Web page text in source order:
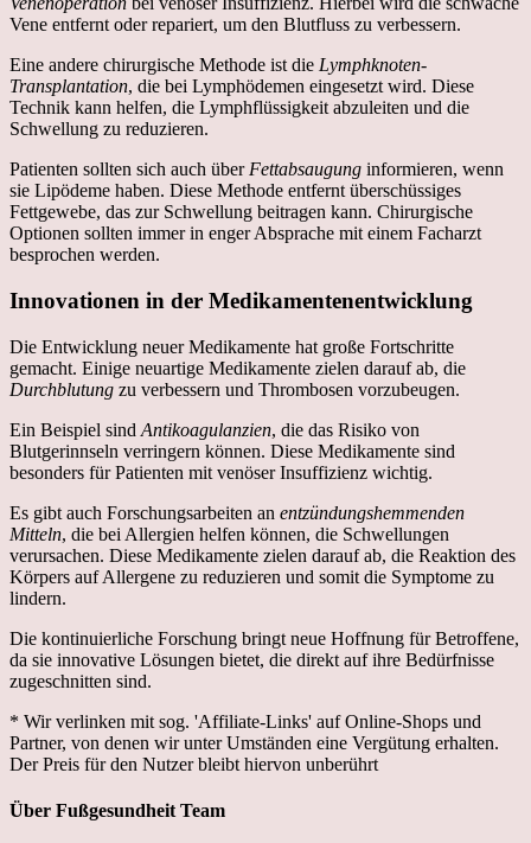
Vene entfernt oder repariert, um den Blutfluss zu verbessern.
Eine andere chirurgische Methode ist die Lymphknoten-
Transplantation, die bei Lymphödemen eingesetzt wird. Diese
Technik kann helfen, die Lymphflüssigkeit abzuleiten und die
Schwellung zu reduzieren.
Patienten sollten sich auch über Fettabsaugung informieren, wenn
sie Lipödeme haben. Diese Methode entfernt überschüssiges
Fettgewebe, das zur Schwellung beitragen kann. Chirurgische
Optionen sollten immer in enger Absprache mit einem Facharzt
besprochen werden.
Innovationen in der Medikamentenentwicklung
Die Entwicklung neuer Medikamente hat große Fortschritte
gemacht. Einige neuartige Medikamente zielen darauf ab, die
Durchblutung zu verbessern und Thrombosen vorzubeugen.
Ein Beispiel sind Antikoagulanzien, die das Risiko von
Blutgerinnseln verringern können. Diese Medikamente sind
besonders für Patienten mit venöser Insuffizienz wichtig.
Es gibt auch Forschungsarbeiten an entzündungshemmenden
Mitteln, die bei Allergien helfen können, die Schwellungen
verursachen. Diese Medikamente zielen darauf ab, die Reaktion des
Körpers auf Allergene zu reduzieren und somit die Symptome zu
lindern.
Die kontinuierliche Forschung bringt neue Hoffnung für Betroffene,
da sie innovative Lösungen bietet, die direkt auf ihre Bedürfnisse
zugeschnitten sind.
* Wir verlinken mit sog. 'Affiliate-Links' auf Online-Shops und
Partner, von denen wir unter Umständen eine Vergütung erhalten.
Der Preis für den Nutzer bleibt hiervon unberührt
Über Fußgesundheit Team